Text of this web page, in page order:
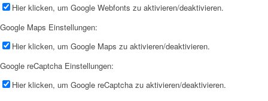
Hier klicken, um Google Webfonts zu aktivieren/deaktivieren.
Google Maps Einstellungen:
Hier klicken, um Google Maps zu aktivieren/deaktivieren.
Google reCaptcha Einstellungen:
Hier klicken, um Google reCaptcha zu aktivieren/deaktivieren.